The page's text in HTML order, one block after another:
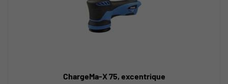
ChargeMa-X 75, excentrique